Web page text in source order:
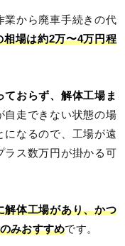
業から廃車手続きの代
相場は約2万〜4万円程
おらず、解体工場ま
自走できない状態の場
になるので、工場が遠
ラス数万円が掛かる可
解体工場があり、かつ
みおすすめです。